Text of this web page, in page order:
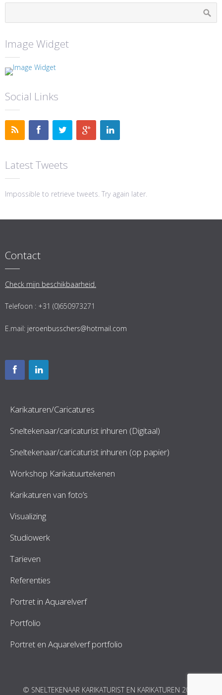
Image Widget
Social Links
Latest Tweets
Impossible to retrieve tweets. Try again later.
Contact
Check mijn beschikbaarheid.
Telefoon : +31 (0)650973271
E.mail: jeroenbusschers@hotmail.com
Karikaturen/Caricatures
Sneltekenaar/caricaturist inhuren (Digitaal)
Sneltekenaar/caricaturist inhuren (op papier)
Workshop Karikatuurtekenen
Karikaturen van foto’s
Visualizing
Studiowerk
Tarieven
Referenties
Portret in Aquarelverf
Portfolio
Portret en Aquarelverf portfolio
© SNELTEKENAAR KARIKATURIST EN KARIKATUREN 2026.